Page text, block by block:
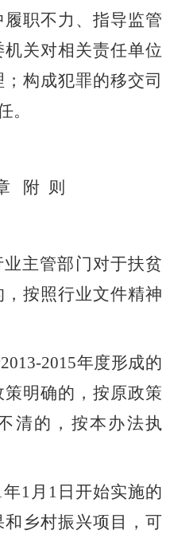
职不力、指导监管
机关对相关责任单位
构成犯罪的移交司
。
附 则
业主管部门对于扶贫
， 按照行业文件精神
2013-2015年度形成的
明确的，按原政策
清的，按本办法执
年1 月 1 日开始实施的
乡村振兴项目，可